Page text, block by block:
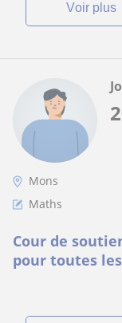
voir plus
Mons
Maths
Cour de
pour toutes